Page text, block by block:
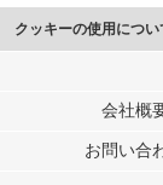
クッキーの使用につい
このサイトでは
行っています。
メディアや広告配信
各パートナーは、こ
会社概
お問い合